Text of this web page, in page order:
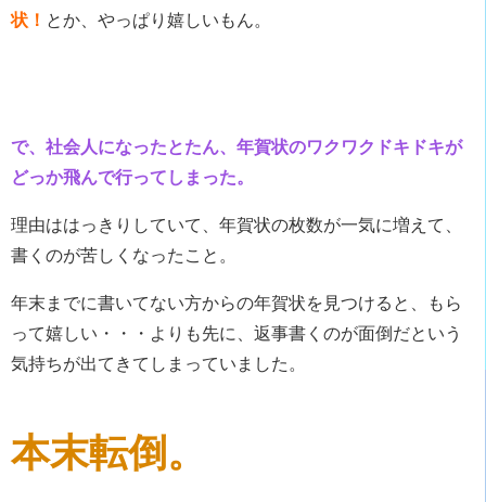
状！ とか、やっぱり嬉しいもん。
で、社会人になったとたん、年賀状のワクワクドキドキが
どっか飛んで行ってしまった。
理由ははっきりしていて、年賀状の枚数が一気に増えて、
書くのが苦しくなったこと。
年末までに書いてない方からの年賀状を見つけると、もら
って嬉しい・・・よりも先に、返事書くのが面倒だという
気持ちが出てきてしまっていました。
本末転倒。